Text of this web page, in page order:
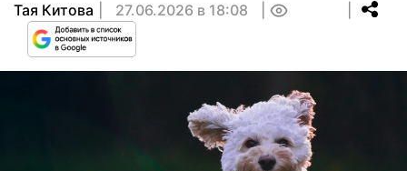
Тая Китова 27.06.2026 в 18:08